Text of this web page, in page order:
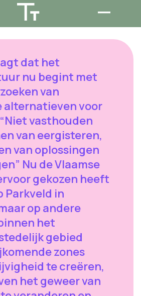
dat het
nu begint met
van
alternatieven voor
vasthouden
van eergisteren,
van oplossingen
Nu de Vlaamse
gekozen heeft
Parkveld in
op andere
het
gebied
zones
te creëren,
het geweer van